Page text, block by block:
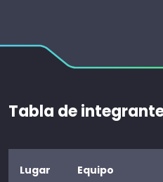
Tabla de
Lugar Equipo